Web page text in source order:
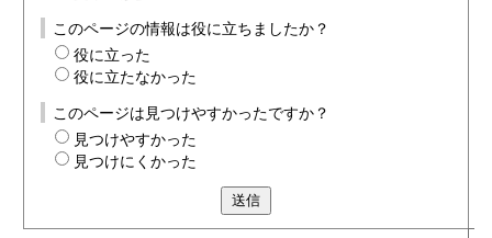
このページの情報は役に立ちましたか？
役に立った
役に立たなかった
このページは見つけやすかったですか？
見つけやすかった
見つけにくかった
送信